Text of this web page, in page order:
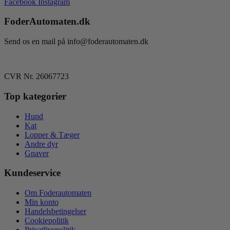
FoderAutomaten.dk
Send os en mail på info@foderautomaten.dk
CVR Nr. 26067723
Top kategorier
Hund
Kat
Lopper & Tæger
Andre dyr
Gnaver
Kundeservice
Om Foderautomaten
Min konto
Handelsbetingelser
Cookiepolitik